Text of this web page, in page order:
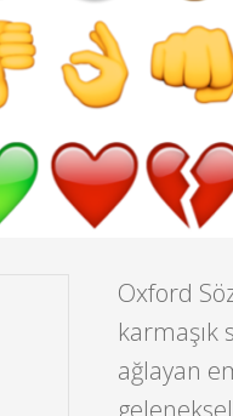
Oxford
karmaşık
ağlayan